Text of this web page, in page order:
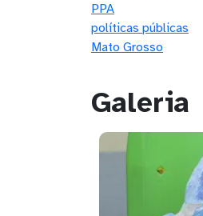
PPA
políticas públicas
Mato Grosso
Galeria